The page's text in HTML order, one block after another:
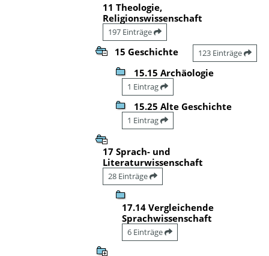
11 Theologie,
Religionswissenschaft
197 Einträge
15 Geschichte 123 Einträge
15.15 Archäologie
1 Eintrag
15.25 Alte Geschichte
1 Eintrag
17 Sprach- und
Literaturwissenschaft
28 Einträge
17.14 Vergleichende
Sprachwissenschaft
6 Einträge